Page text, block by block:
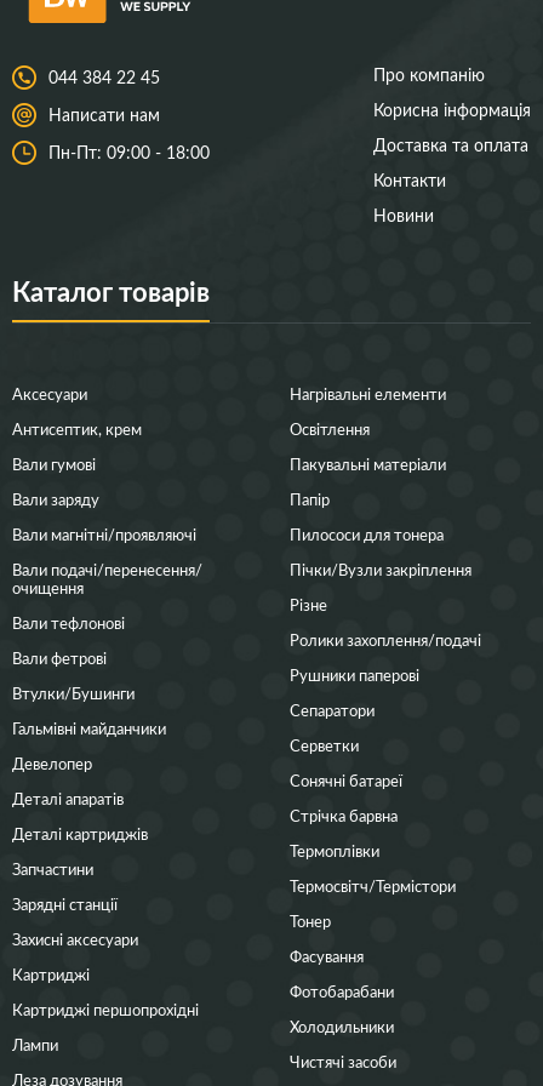
044 384 22 45
Написати нам
Пн-Пт: 09:00 - 18:00
Про компанію
Корисна інформація
Доставка та оплата
Контакти
Новини
Каталог товарів
Аксесуари
Антисептик, крем
Вали гумові
Вали заряду
Вали магнітні/проявляючі
Вали подачі/перенесення/
очищення
Вали тефлонові
Вали фетрові
Втулки/Бушинги
Гальмівні майданчики
Девелопер
Деталі апаратів
Деталі картриджів
Запчастини
Зарядні станції
Захисні аксесуари
Картриджі
Картриджі першопрохідні
Лампи
Леза дозування
Нагрівальні елементи
Освітлення
Пакувальні матеріали
Папір
Пилососи для тонера
Пічки/Вузли закріплення
Різне
Ролики захоплення/подачі
Рушники паперові
Сепаратори
Серветки
Сонячні батареї
Стрічка барвна
Термоплівки
Термосвітч/Термістори
Тонер
Фасування
Фотобарабани
Холодильники
Чистячі засоби